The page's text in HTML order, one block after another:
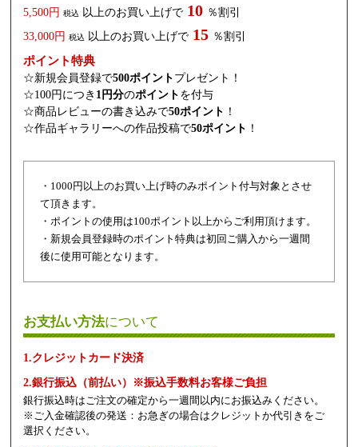
5,500円 税込 以上のお買い上げで 10 ％割引
33,000円 税込 以上のお買い上げで 15 ％割引
ポイント特典
☆新規会員登録で500ポイント プレゼント！
☆100円につき 1円分のポイント を付与
☆商品レビューの書き込みで50ポイント ！
☆作品ギャラリーへの作品投稿で50ポイント ！
・1000円以上のお買い上げ時のみポイント付与対象とさせ
て頂きます。
・ポイントの使用は100ポイント以上からご利用頂けます。
・新規会員登録時のポイント特典は初回ご購入から一週間
後に使用可能となります。
お支払い方法について
1.クレジットカード決済
2.銀行振込（前払い）※振込手数料お客様ご負担
銀行振込時はご注文の確定から一週間以内にお振込みください。
※ご入金確認後の発送：お急ぎの場合はクレジットか代引きをご
選択ください。